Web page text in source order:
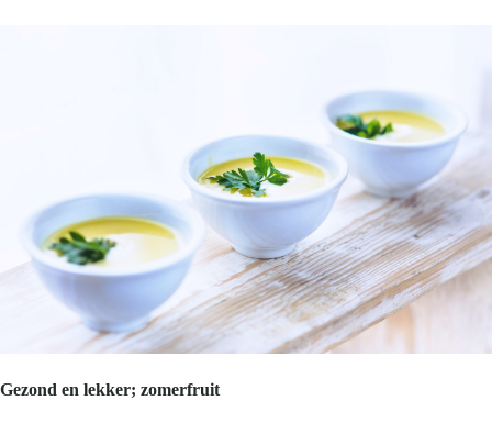
Gezond en lekker; zomerfruit